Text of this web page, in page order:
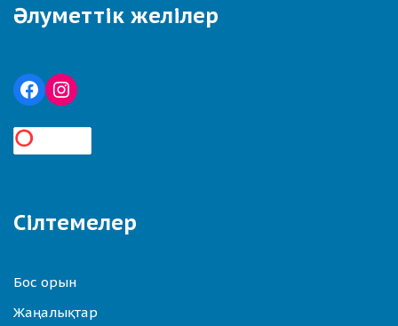
Әлуметтік желілер
Сілтемелер
Бос орын
Жаңалықтар